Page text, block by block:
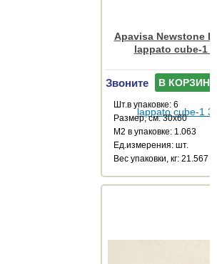
Apavisa Newstone
lappato cube-1
Звоните В КОРЗИНУ
Шт.в упаковке: 6
Размер, см: 30x60
М2 в упаковке: 1.063
Ед.измерения: шт.
Веc упаковки, кг: 21.567